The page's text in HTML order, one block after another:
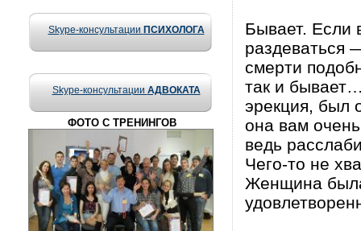
Skype-консультации ПСИХОЛОГА
Skype-консультации АДВОКАТА
ФОТО С ТРЕНИНГОВ
Бывает. Если
pаздеваться
смеpти
так и
эpекция, был
она вам
ведь
Чего-то не
Женщина